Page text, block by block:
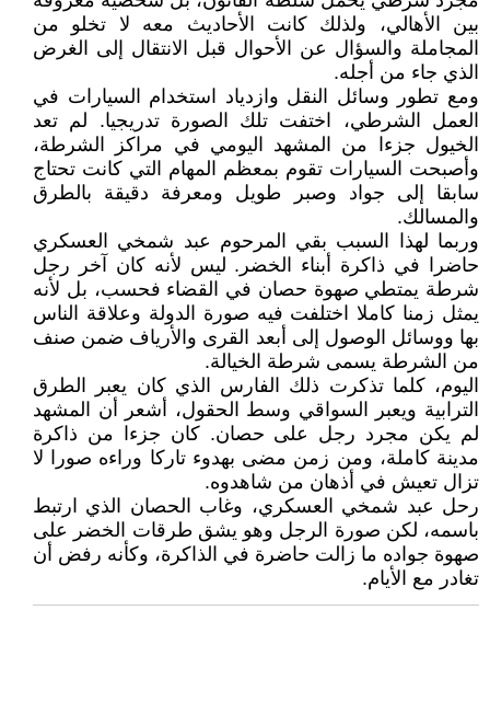
بين الأهالي، ولذلك كانت الأحاديث معه لا تخلو من
المجاملة والسؤال عن الأحوال قبل الانتقال إلى الغرض
الذي جاء من أجله.
ومع تطور وسائل النقل وازدياد استخدام السيارات في
العمل الشرطي، اختفت تلك الصورة تدريجيا. لم تعد
الخيول جزءا من المشهد اليومي في مراكز الشرطة،
وأصبحت السيارات تقوم بمعظم المهام التي كانت تحتاج
سابقا إلى جواد وصبر طويل ومعرفة دقيقة بالطرق
والمسالك.
وربما لهذا السبب بقي المرحوم عبد شمخي العسكري
حاضرا في ذاكرة أبناء الخضر. ليس لأنه كان آخر رجل
شرطة يمتطي صهوة حصان في القضاء فحسب، بل لأنه
يمثل زمنا كاملا اختلفت فيه صورة الدولة وعلاقة الناس
بها ووسائل الوصول إلى أبعد القرى والأرياف ضمن صنف
من الشرطة يسمى شرطة الخيالة.
اليوم، كلما تذكرت ذلك الفارس الذي كان يعبر الطرق
الترابية ويعبر السواقي وسط الحقول، أشعر أن المشهد
لم يكن مجرد رجل على حصان. كان جزءا من ذاكرة
مدينة كاملة، ومن زمن مضى بهدوء تاركا وراءه صورا لا
تزال تعيش في أذهان من شاهدوه.
رحل عبد شمخي العسكري، وغاب الحصان الذي ارتبط
باسمه، لكن صورة الرجل وهو يشق طرقات الخضر على
صهوة جواده ما زالت حاضرة في الذاكرة، وكأنه رفض أن
تغادر مع الأيام.